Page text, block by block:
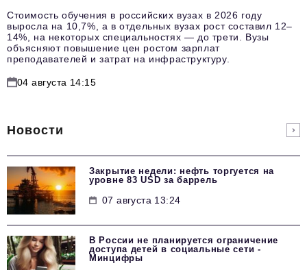
Стоимость обучения в российских вузах в 2026 году
выросла на 10,7%, а в отдельных вузах рост составил 12–
14%, на некоторых специальностях — до трети. Вузы
объясняют повышение цен ростом зарплат
преподавателей и затрат на инфраструктуру.
04 августа 14:15
Новости
Закрытие недели: нефть торгуется на
уровне 83 USD за баррель
07 августа 13:24
В России не планируется ограничение
доступа детей в социальные сети -
Минцифры